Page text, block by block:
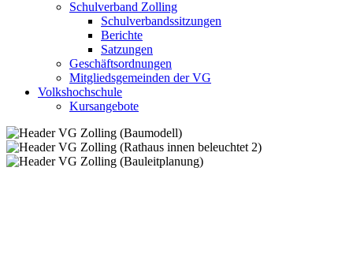
Schulverband Zolling
Schulverbandssitzungen
Berichte
Satzungen
Geschäftsordnungen
Mitgliedsgemeinden der VG
Volkshochschule
Kursangebote